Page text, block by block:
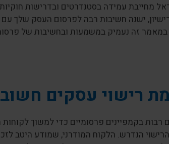
מחייבת עמידה בסטנדרטים ובדרישות
ישנה חשיבות רבה לפרסום העסק שלך
במאמר זה נעמיק במשמעות ובחשיבות של
רישוי עסקים
רבות בקמפיינים פרסומיים כדי למשוך
הנדרש. הלקוח המודרני, שמודע היטב